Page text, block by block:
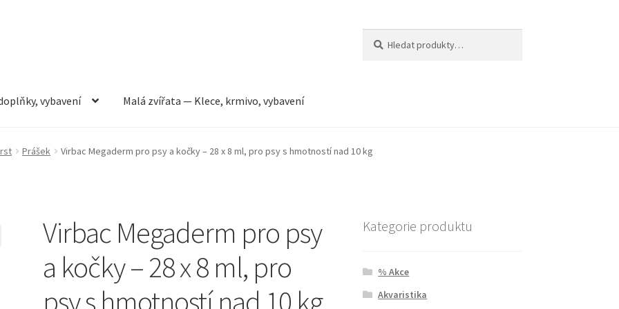
vybavení Malá zvířata — Klece, krmivo, vybavení
vybavení Můj účet Obchod Pokladna Vše pro kočky
Prášek Virbac Megaderm pro psy a kočky – 28 x 8 ml, pro psy s hmotností nad 10 kg
Virbac Megaderm pro psy
a kočky – 28 x 8 ml, pro
psy s hmotností nad 10 kg
Kategorie produktu
% Akce
Akvaristika